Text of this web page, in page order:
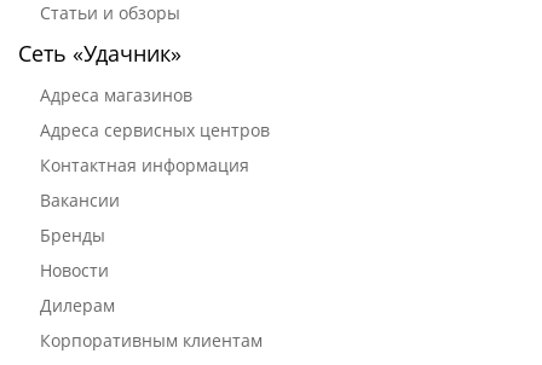
Статьи и обзоры
Сеть «Удачник»
Адреса магазинов
Адреса сервисных центров
Контактная информация
Вакансии
Бренды
Новости
Дилерам
Корпоративным клиентам